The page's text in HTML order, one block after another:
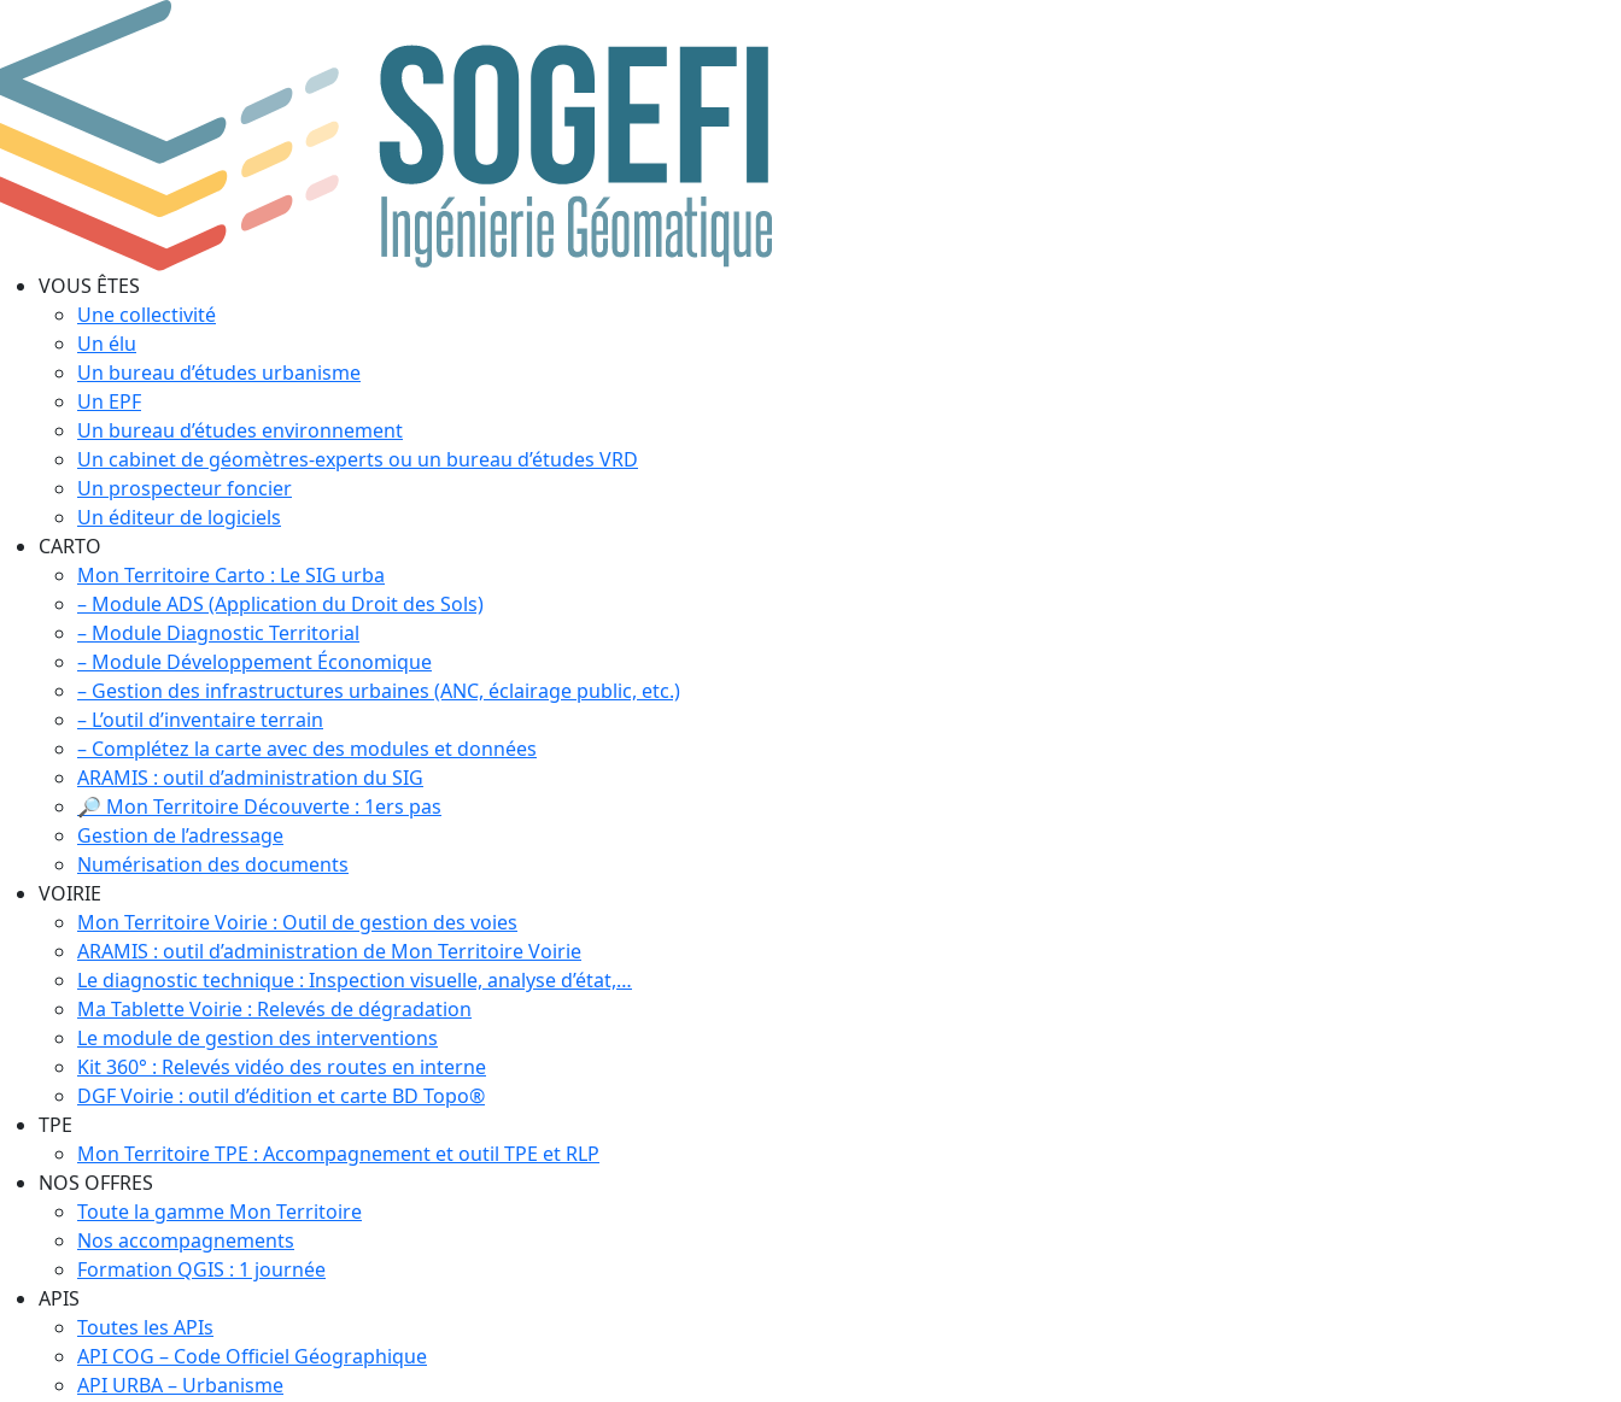
VOUS ÊTES
Une collectivité
Un élu
Un bureau d’études urbanisme
Un EPF
Un bureau d’études environnement
Un cabinet de géomètres-experts ou un bureau d’études VRD
Un prospecteur foncier
Un éditeur de logiciels
CARTO
Mon Territoire Carto : Le SIG urba
– Module ADS (Application du Droit des Sols)
– Module Diagnostic Territorial
– Module Développement Économique
– Gestion des infrastructures urbaines (ANC, éclairage public, etc.)
– L’outil d’inventaire terrain
– Complétez la carte avec des modules et données
ARAMIS : outil d’administration du SIG
🔎 Mon Territoire Découverte : 1ers pas
Gestion de l’adressage
Numérisation des documents
VOIRIE
Mon Territoire Voirie : Outil de gestion des voies
ARAMIS : outil d’administration de Mon Territoire Voirie
Le diagnostic technique : Inspection visuelle, analyse d’état,…
Ma Tablette Voirie : Relevés de dégradation
Le module de gestion des interventions
Kit 360° : Relevés vidéo des routes en interne
DGF Voirie : outil d’édition et carte BD Topo®
TPE
Mon Territoire TPE : Accompagnement et outil TPE et RLP
NOS OFFRES
Toute la gamme Mon Territoire
Nos accompagnements
Formation QGIS : 1 journée
APIS
Toutes les APIs
API COG – Code Officiel Géographique
API URBA – Urbanisme